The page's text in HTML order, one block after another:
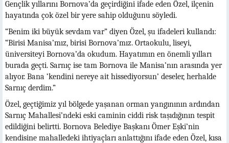
Gençlik yıllarını Bornova’da geçirdiğini ifade eden Özel, ilçenin
hayatında çok özel bir yere sahip olduğunu söyledi.
“Benim iki büyük sevdam var” diyen Özel, şu ifadeleri kullandı:
“Birisi Manisa’mız, birisi Bornova’mız. Ortaokulu, liseyi,
üniversiteyi Bornova’da okudum. Hayatımın en önemli yılları
burada geçti. Sarnıç ise tam Bornova ile Manisa’nın arasında yer
alıyor. Bana ‘kendini nereye ait hissediyorsun’ deseler, herhalde
Sarnıç derdim.”
Özel, geçtiğimiz yıl bölgede yaşanan orman yangınının ardından
Sarnıç Mahallesi’ndeki eski caminin ciddi risk taşıdığının tespit
edildiğini belirtti. Bornova Belediye Başkanı Ömer Eşki’nin
kendisine mahalledeki ihtiyaçları anlattığını ifade eden Özel, kısa